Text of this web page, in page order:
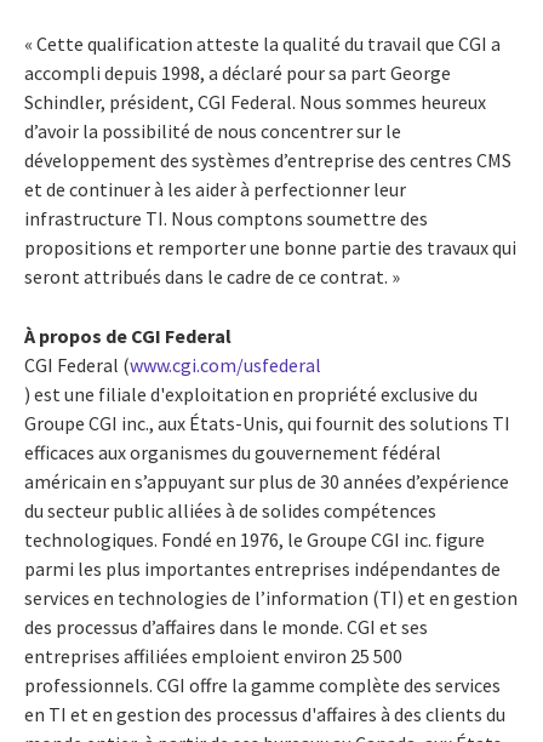
« Cette qualification atteste la qualité du travail que CGI a
accompli depuis 1998, a déclaré pour sa part George
Schindler, président, CGI Federal. Nous sommes heureux
d’avoir la possibilité de nous concentrer sur le
développement des systèmes d’entreprise des centres CMS
et de continuer à les aider à perfectionner leur
infrastructure TI. Nous comptons soumettre des
propositions et remporter une bonne partie des travaux qui
seront attribués dans le cadre de ce contrat. »
À propos de CGI Federal
CGI Federal (www.cgi.com/usfederal
) est une filiale d'exploitation en propriété exclusive du
Groupe CGI inc., aux États-Unis, qui fournit des solutions TI
efficaces aux organismes du gouvernement fédéral
américain en s’appuyant sur plus de 30 années d’expérience
du secteur public alliées à de solides compétences
technologiques. Fondé en 1976, le Groupe CGI inc. figure
parmi les plus importantes entreprises indépendantes de
services en technologies de l’information (TI) et en gestion
des processus d’affaires dans le monde. CGI et ses
entreprises affiliées emploient environ 25 500
professionnels. CGI offre la gamme complète des services
en TI et en gestion des processus d'affaires à des clients du